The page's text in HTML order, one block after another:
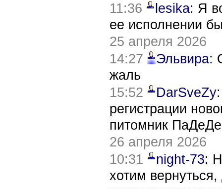
11:36
lesika: Я
ее исполнении
25 апреля 2026
14:27
Эльвира:
жаль
15:52
DarSveZy
регистрации
питомник
26 апреля 2026
10:31
night-73:
хотим